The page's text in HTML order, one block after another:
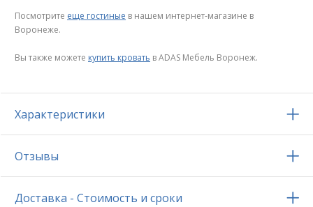
Посмотрите еще гостиные в нашем интернет-магазине в
Воронеже.
Вы также можете купить кровать в ADAS Мебель Воронеж.
Характеристики
Отзывы
Доставка - Стоимость и сроки